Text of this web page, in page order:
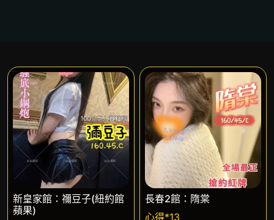
新皇家館：禰豆子(紐約館
蘋果)
長春2館：隋棠
心得*13